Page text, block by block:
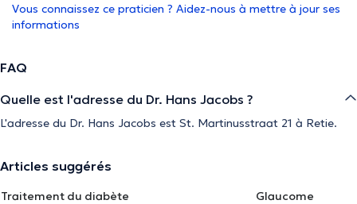
Vous connaissez ce praticien ? Aidez-nous à mettre à jour ses
informations
FAQ
Quelle est l'adresse du Dr. Hans Jacobs ?
L'adresse du Dr. Hans Jacobs est St. Martinusstraat 21 à Retie.
Articles suggérés
Traitement du diabète
Glaucome